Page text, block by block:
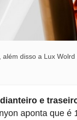
disso a Lux
e
aponta que é